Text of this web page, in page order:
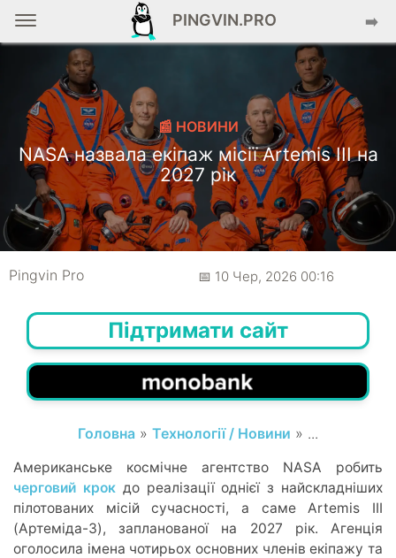
PINGVIN.PRO ➡️
📰 НОВИНИ
NASA назвала екіпаж місії Artemis III на
2027 рік
Pingvin Pro 📅 10 Чер, 2026 00:16
Підтримати сайт
Головна » Технології / Новини » ...
Американське космічне агентство NASA робить
черговий крокдо реалізації однієї з найскладніших
пілотованих місій сучасності, а саме Artemis III
(Артеміда-3), запланованої на 2027 рік. Агенція
оголосила імена чотирьох основних членів екіпажу та